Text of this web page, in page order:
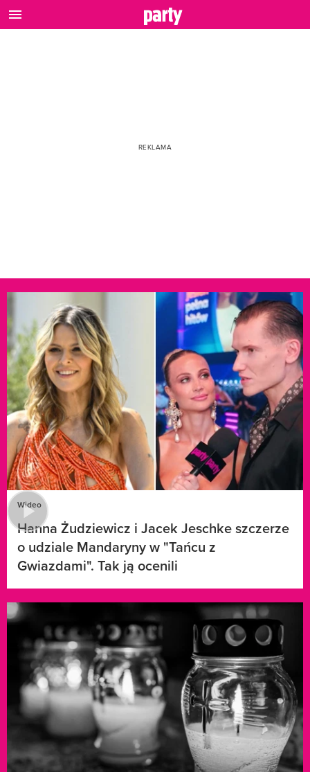
Wideo
Hanna Żudziewicz i Jacek Jeschke szczerze
o udziale Mandaryny w "Tańcu z
Gwiazdami". Tak ją ocenili